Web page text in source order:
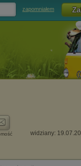
zapomniałem
widziany: